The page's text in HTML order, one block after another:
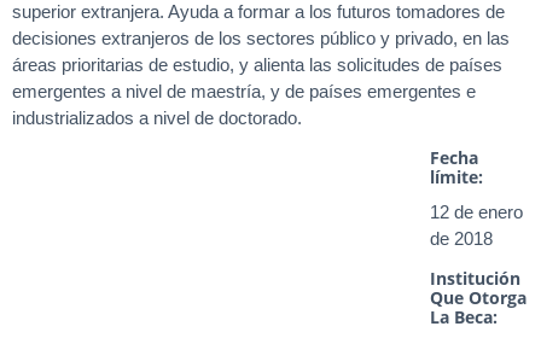
superior extranjera. Ayuda a formar a los futuros tomadores de
decisiones extranjeros de los sectores público y privado, en las
áreas prioritarias de estudio, y alienta las solicitudes de países
emergentes a nivel de maestría, y de países emergentes e
industrializados a nivel de doctorado.
Fecha
límite:
12 de enero
de 2018
Institución
Que Otorga
La Beca: